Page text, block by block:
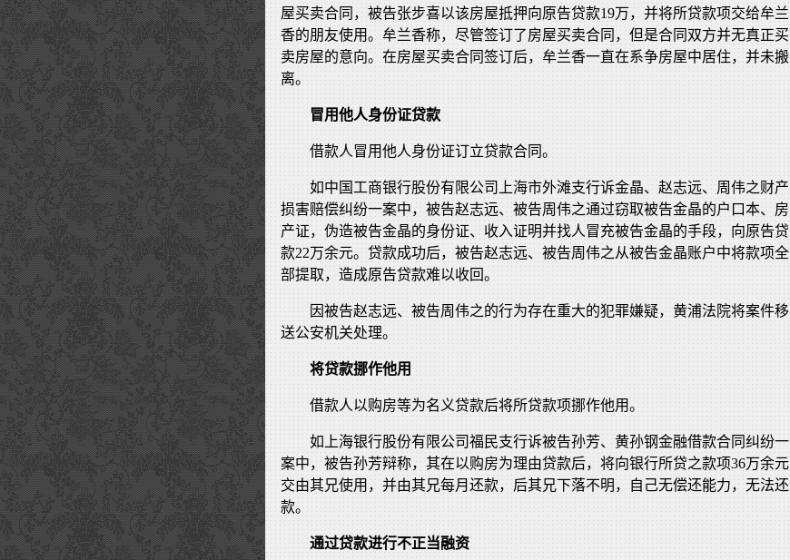
屋买卖合同，被告张步喜以该房屋抵押向原告贷款19万，并将所贷款项交给牟兰
香的朋友使用。牟兰香称，尽管签订了房屋买卖合同，但是合同双方并无真正买
卖房屋的意向。在房屋买卖合同签订后，牟兰香一直在系争房屋中居住，并未搬
离。
冒用他人身份证贷款
借款人冒用他人身份证订立贷款合同。
如中国工商银行股份有限公司上海市外滩支行诉金晶、赵志远、周伟之财产
损害赔偿纠纷一案中，被告赵志远、被告周伟之通过窃取被告金晶的户口本、房
产证，伪造被告金晶的身份证、收入证明并找人冒充被告金晶的手段，向原告贷
款22万余元。贷款成功后，被告赵志远、被告周伟之从被告金晶账户中将款项全
部提取，造成原告贷款难以收回。
因被告赵志远、被告周伟之的行为存在重大的犯罪嫌疑，黄浦法院将案件移
送公安机关处理。
将贷款挪作他用
借款人以购房等为名义贷款后将所贷款项挪作他用。
如上海银行股份有限公司福民支行诉被告孙芳、黄孙钢金融借款合同纠纷一
案中，被告孙芳辩称，其在以购房为理由贷款后，将向银行所贷之款项36万余元
交由其兄使用，并由其兄每月还款，后其兄下落不明，自己无偿还能力，无法还
款。
通过贷款进行不正当融资